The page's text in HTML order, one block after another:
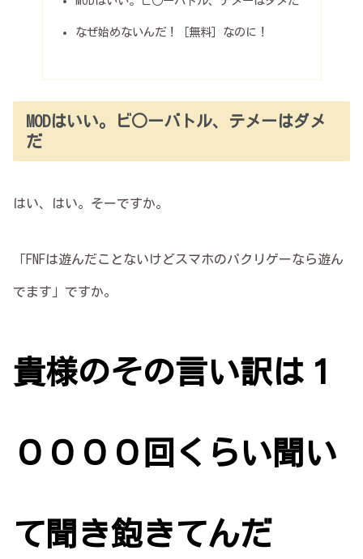
なぜ始めないんだ！［無料］なのに！
MODはいい。ビ○ーバトル、テメーはダメ
だ
はい、はい。そーですか。
「FNFは遊んだことないけどスマホのパクリゲーなら遊ん
でます」ですか。
貴様のその言い訳は１
００００回くらい聞い
て聞き飽きてんだ